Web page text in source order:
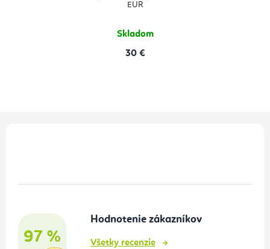
EUR
Skladom
30 €
97 %
Hodnotenie zákazníkov
Všetky recenzie